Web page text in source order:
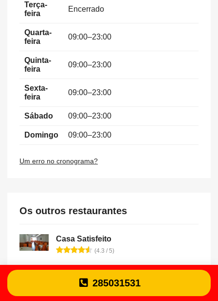
Terça-
feira
Encerrado
Quarta-
feira
09:00–23:00
Quinta-
feira
09:00–23:00
Sexta-
feira
09:00–23:00
Sábado 09:00–23:00
Domingo 09:00–23:00
Um erro no cronograma?
Os outros restaurantes
Casa Satisfeito
(4.3 / 5)
Sociedade Dos Sabores
285031531